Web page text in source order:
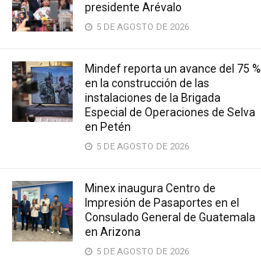
presidente Arévalo
5 DE AGOSTO DE 2026
Mindef reporta un avance del 75 %
en la construcción de las
instalaciones de la Brigada
Especial de Operaciones de Selva
en Petén
5 DE AGOSTO DE 2026
Minex inaugura Centro de
Impresión de Pasaportes en el
Consulado General de Guatemala
en Arizona
5 DE AGOSTO DE 2026